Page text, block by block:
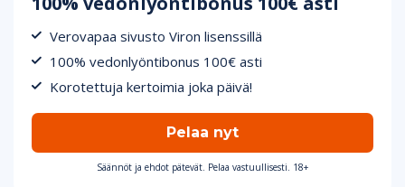
Verovapaa sivusto Viron lisenssillä
100% vedonlyöntibonus 100€ asti
Korotettuja kertoimia joka päivä!
Pelaa nyt
Säännöt ja ehdot pätevät. Pelaa vastuullisesti. 18+